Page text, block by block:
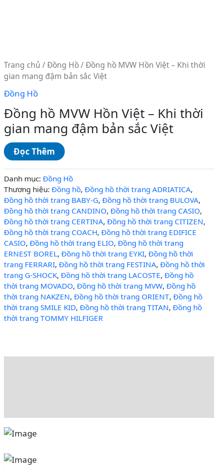
Trang chủ /Đồng Hồ/ Đồng hồ MVW Hồn Việt – Khi thời
gian mang đậm bản sắc Việt
Đồng Hồ
Đồng hồ MVW Hồn Việt – Khi thời
gian mang đậm bản sắc Việt
Đọc Thêm
Danh mục: Đồng Hồ
Thương hiệu: Đồng hồ, Đồng hồ thời trang ADRIATICA,
Đồng hồ thời trang BABY-G, Đồng hồ thời trang BULOVA,
Đồng hồ thời trang CANDINO, Đồng hồ thời trang CASIO,
Đồng hồ thời trang CERTINA, Đồng hồ thời trang CITIZEN,
Đồng hồ thời trang COACH, Đồng hồ thời trang EDIFICE
CASIO, Đồng hồ thời trang ELIO, Đồng hồ thời trang
ERNEST BOREL, Đồng hồ thời trang EYKI, Đồng hồ thời
trang FERRARI, Đồng hồ thời trang FESTINA, Đồng hồ thời
trang G-SHOCK, Đồng hồ thời trang LACOSTE, Đồng hồ
thời trang MOVADO, Đồng hồ thời trang MVW, Đồng hồ
thời trang NAKZEN, Đồng hồ thời trang ORIENT, Đồng hồ
thời trang SMILE KID, Đồng hồ thời trang TITAN, Đồng hồ
thời trang TOMMY HILFIGER